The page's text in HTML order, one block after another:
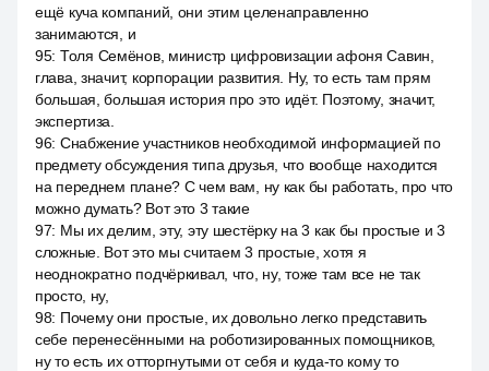
ещё куча компаний, они этим целенаправленно
занимаются, и
95: Толя Семёнов, министр цифровизации афоня Савин,
глава, значит, корпорации развития. Ну, то есть там прям
большая, большая история про это идёт. Поэтому, значит,
экспертиза.
96: Снабжение участников необходимой информацией по
предмету обсуждения типа друзья, что вообще находится
на переднем плане? С чем вам, ну как бы работать, про что
можно думать? Вот это 3 такие
97: Мы их делим, эту, эту шестёрку на 3 как бы простые и 3
сложные. Вот это мы считаем 3 простые, хотя я
неоднократно подчёркивал, что, ну, тоже там все не так
просто, ну,
98: Почему они простые, их довольно легко представить
себе перенесёнными на роботизированных помощников,
ну то есть их отторгнутыми от себя и куда-то кому то